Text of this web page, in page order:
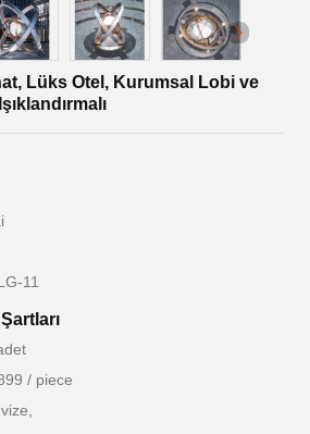
Lüks Otel, Kurumsal Lobi ve
11
/ piece